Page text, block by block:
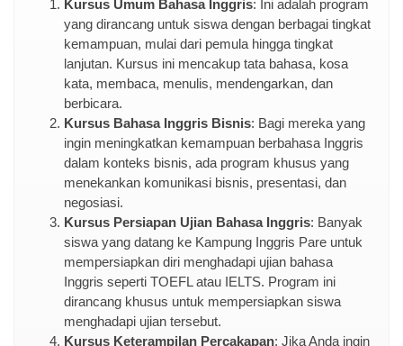
Kursus Umum Bahasa Inggris: Ini adalah program
yang dirancang untuk siswa dengan berbagai tingkat
kemampuan, mulai dari pemula hingga tingkat
lanjutan. Kursus ini mencakup tata bahasa, kosa
kata, membaca, menulis, mendengarkan, dan
berbicara.
Kursus Bahasa Inggris Bisnis: Bagi mereka yang
ingin meningkatkan kemampuan berbahasa Inggris
dalam konteks bisnis, ada program khusus yang
menekankan komunikasi bisnis, presentasi, dan
negosiasi.
Kursus Persiapan Ujian Bahasa Inggris: Banyak
siswa yang datang ke Kampung Inggris Pare untuk
mempersiapkan diri menghadapi ujian bahasa
Inggris seperti TOEFL atau IELTS. Program ini
dirancang khusus untuk mempersiapkan siswa
menghadapi ujian tersebut.
Kursus Keterampilan Percakapan: Jika Anda ingin